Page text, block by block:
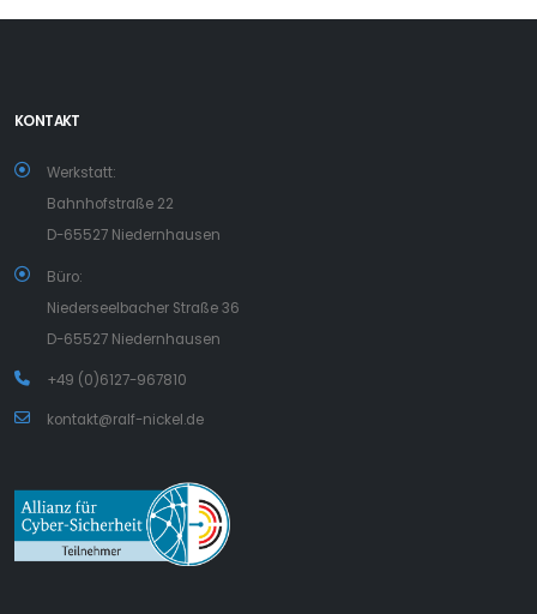
KONTAKT
Werkstatt:
Bahnhofstraße 22
D-65527 Niedernhausen
Büro:
Niederseelbacher Straße 36
D-65527 Niedernhausen
+49 (0)6127-967810
kontakt@ralf-nickel.de